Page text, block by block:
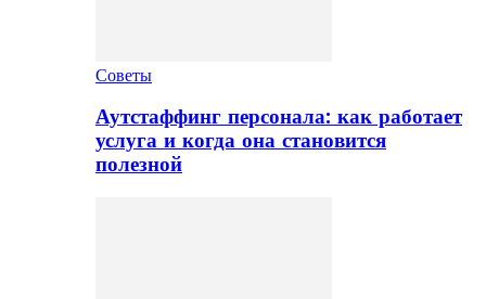
Советы
Аутстаффинг персонала: как работает
услуга и когда она становится
полезной